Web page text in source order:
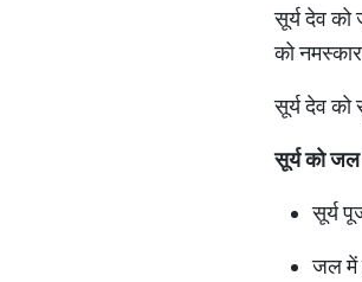
सूर्य देव
को
सूर्य देव
सूर्यकोजल
सूर्य
जल में